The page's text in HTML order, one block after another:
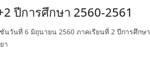
ปีการศึกษา 2560-2561
นวันที่ 6 มิถุนายน 2560 ภาคเรียนที่ 2 ปีการศึกษา
า